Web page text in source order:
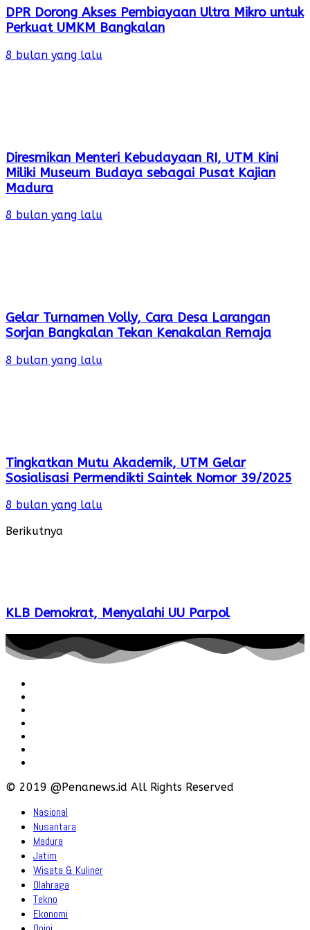
DPR Dorong Akses Pembiayaan Ultra Mikro untuk
Perkuat UMKM Bangkalan
8 bulan yang lalu
Diresmikan Menteri Kebudayaan RI, UTM Kini
Miliki Museum Budaya sebagai Pusat Kajian
Madura
8 bulan yang lalu
Gelar Turnamen Volly, Cara Desa Larangan
Sorjan Bangkalan Tekan Kenakalan Remaja
8 bulan yang lalu
Tingkatkan Mutu Akademik, UTM Gelar
Sosialisasi Permendikti Saintek Nomor 39/2025
8 bulan yang lalu
Berikutnya
KLB Demokrat, Menyalahi UU Parpol
© 2019 @Penanews.id All Rights Reserved
Nasional
Nusantara
Madura
Jatim
Wisata & Kuliner
Olahraga
Tekno
Ekonomi